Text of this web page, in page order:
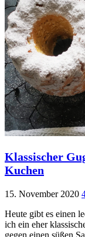
Klassischer
Kuchen
15. November 2020
Heute gibt es einen
ich ein eher
gegen einen süßen